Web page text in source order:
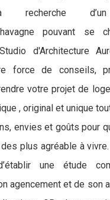
d’un
pouvant se
d'Architecture
force de conseils,
votre projet de
, original et unique
envies et goûts pour
plus agréable à
une étude
agencement et de son